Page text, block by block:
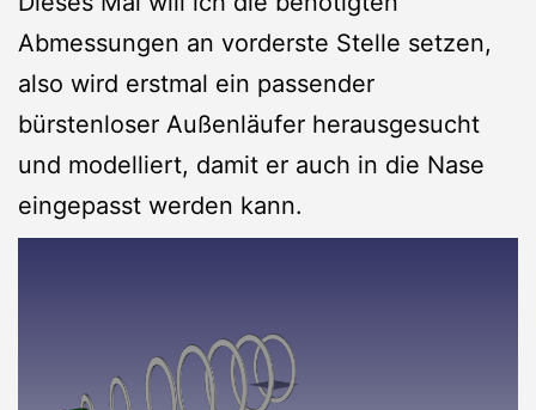
Abmessungen an vorderste Stelle setzen,
also wird erstmal ein passender
bürstenloser Außenläufer herausgesucht
und modelliert, damit er auch in die Nase
eingepasst werden kann.